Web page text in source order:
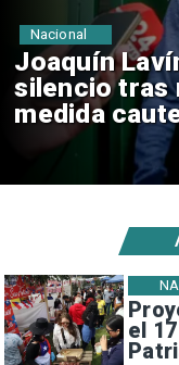
Chile y
reinicio de
consulares
Nacional
el